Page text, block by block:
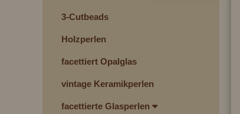
3-Cutbeads
Holzperlen
facettiert Opalglas
vintage Keramikperlen
facettierte Glasperlen